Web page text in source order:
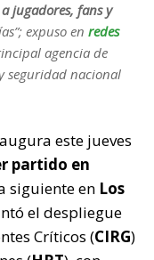
jugadores, fans y
expuso en redes
agencia de
seguridad nacional
este jueves
partido en
siguiente en Los
el despliegue
Críticos (CIRG)